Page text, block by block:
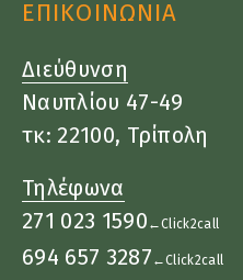
ΕΠΙΚΟΙΝΩΝΙΑ
Διεύθυνση
Ναυπλίου 47-49
τκ: 22100, Τρίπολη
Τηλέφωνα
271 023 1590 ←Click2call
694 657 3287 ←Click2call